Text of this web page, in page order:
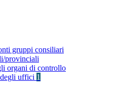
gruppi consiliari
provinciali
organi di controllo
uffici 1